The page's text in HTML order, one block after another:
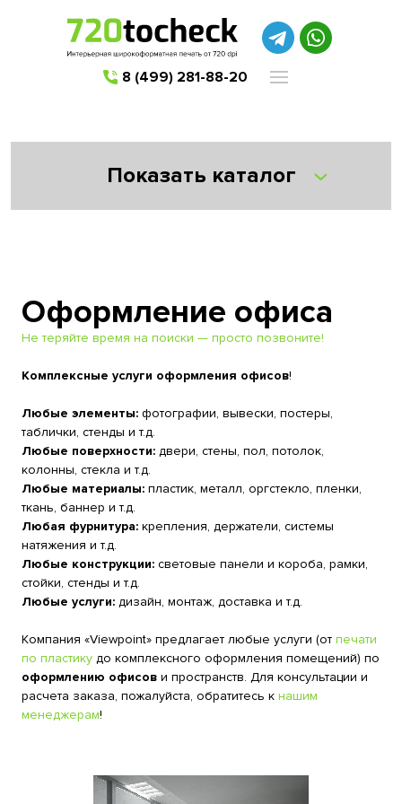
8 (499) 281-88-20
Показать каталог
Оформление офиса
Не теряйте время на поиски — просто позвоните!
Комплексные услуги оформления офисов!
Любые элементы: фотографии, вывески, постеры,
таблички, стенды и т.д.
Любые поверхности: двери, стены, пол, потолок,
колонны, стекла и т.д.
Любые материалы: пластик, металл, оргстекло, пленки,
ткань, баннер и т.д.
Любая фурнитура: крепления, держатели, системы
натяжения и т.д.
Любые конструкции: световые панели и короба, рамки,
стойки, стенды и т.д.
Любые услуги: дизайн, монтаж, доставка и т.д.
Компания «Viewpoint» предлагает любые услуги (от печати
по пластику до комплексного оформления помещений) по
оформлению офисов и пространств. Для консультации и
расчета заказа, пожалуйста, обратитесь к нашим
менеджерам!